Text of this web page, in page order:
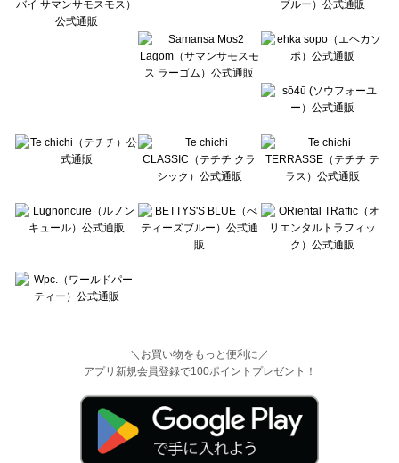
Wpc.（ワールドパーティー）の一覧
＼お買い物をもっと便利に／
アプリ新規会員登録で100ポイントプレゼント！